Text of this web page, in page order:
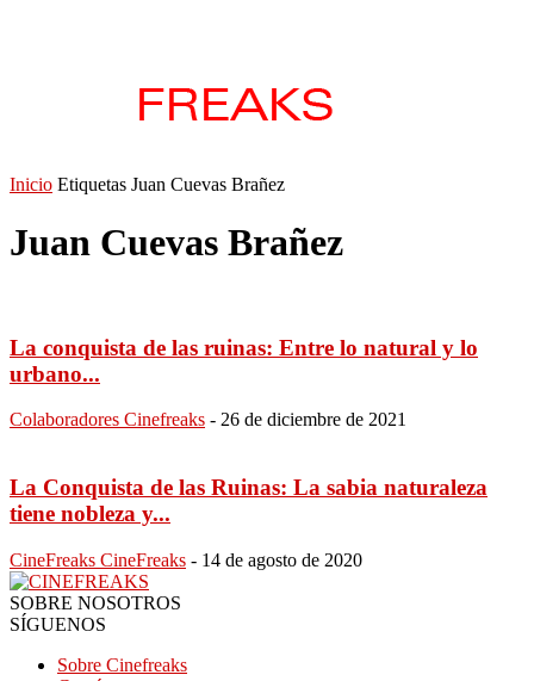
Inicio Etiquetas Juan Cuevas Brañez
Juan Cuevas Brañez
La conquista de las ruinas: Entre lo natural y lo
urbano...
Colaboradores Cinefreaks - 26 de diciembre de 2021
La Conquista de las Ruinas: La sabia naturaleza
tiene nobleza y...
CineFreaks CineFreaks - 14 de agosto de 2020
SOBRE NOSOTROS
SÍGUENOS
Sobre Cinefreaks